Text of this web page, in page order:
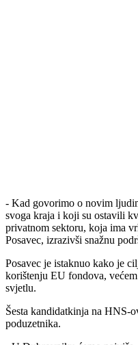
- Kad govorimo o novim
svoga kraja i koji su ostavili
privatnom sektoru, koja ima
Posavec, izrazivši snažnu
Posavec je istaknuo kako je
korištenju EU fondova,
svjetlu.
Šesta kandidatkinja na HNS-
poduzetnika.